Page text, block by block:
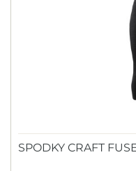
SPODKY CRAFT